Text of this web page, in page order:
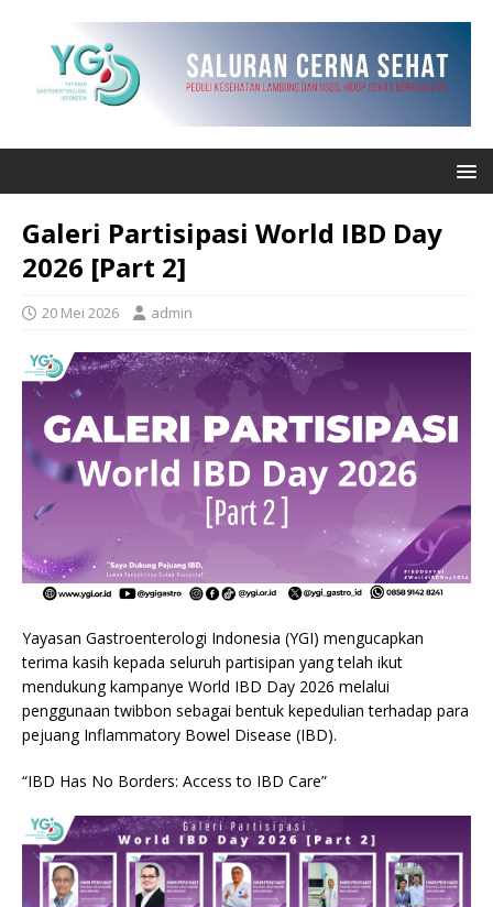
Galeri Partisipasi World IBD Day
2026 [Part 2]
20 Mei 2026 admin
Yayasan Gastroenterologi Indonesia (YGI) mengucapkan
terima kasih kepada seluruh partisipan yang telah ikut
mendukung kampanye World IBD Day 2026 melalui
penggunaan twibbon sebagai bentuk kepedulian terhadap para
pejuang Inflammatory Bowel Disease (IBD).
“IBD Has No Borders: Access to IBD Care”